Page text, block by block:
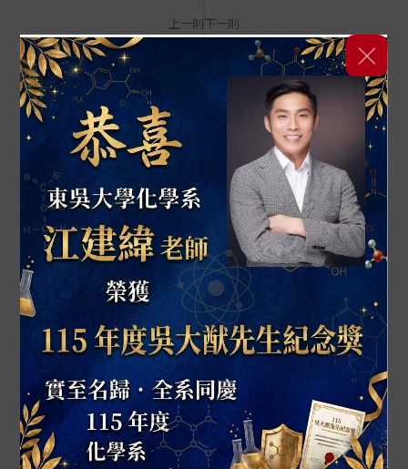
上一則下一則
最熱烈的掌聲與祝賀！
畫」補助！🎉 大專生專題研究計畫競爭激烈，能夠脫穎而
出，不僅是對同學研究潛力與創新的最高肯定，也展現了
東吳化學扎實的科研實力。 謝謝指導教授們的悉心帶領，
也祝賀以下獲補助的同學，期待你們在化學的奇妙世界裡
繼續發光發熱、卓越非凡！🔬🧪 👏 一起在留言區為他們送
上滿滿的祝賀吧！
05
2026
JAN
課務公告
114學年度東吳大學化學系學士生先修碩士班
課程 申請成績標準&申請表
114學年度東吳大學化學系學士生先修碩士班課程 申請成
績標準&申請表
05
2026
JAN
行政公告
化學系自辦-115國科會大專學生研究計畫申請
暨經驗分享會
115國科會大專學生研究計畫申請暨經驗分享會活動公告
01
2026
獎學金公告
[上學期常駐獎學金]潘萬幸獎學金_申請辦法
INFORMATION
招生資訊
提供繁星推薦、申請入學與指考入學等多元入學途徑，對
於化學有興趣的學生都能找到適合的升學方式。